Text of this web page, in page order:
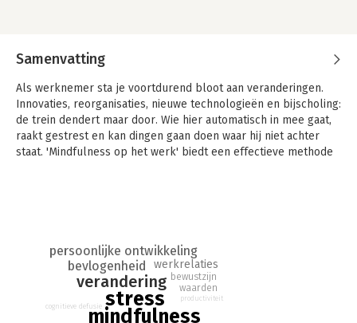
Samenvatting
Als werknemer sta je voortdurend bloot aan veranderingen.
Innovaties, reorganisaties, nieuwe technologieën en bijscholing:
de trein dendert maar door. Wie hier automatisch in mee gaat,
raakt gestrest en kan dingen gaan doen waar hij niet achter
staat. 'Mindfulness op het werk' biedt een effectieve methode
hectiek van het werk, je waarden trouw te blijven en met
bevlogenheid te blijven werken. Het resultaat: je wordt niet
langer geleefd, maar bepaalt zelf de richting van je leven en je
mindfulness
stress
verandering
bevlogenheid
persoonlijke ontwikkeling
werkrelaties
bewustzijn
waarden
productiviteit
cognitieve defusie